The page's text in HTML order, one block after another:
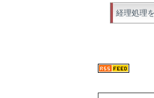
経理処理